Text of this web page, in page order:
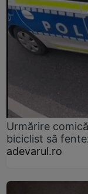
Urmărire
biciclist să
adevarul.ro